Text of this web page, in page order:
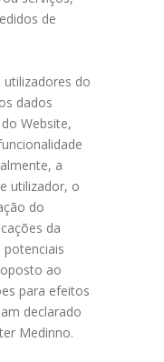
de
do
dados
Website,
a
utilizador, o
do
da
potenciais
ao
para efeitos
declarado
Medinno.